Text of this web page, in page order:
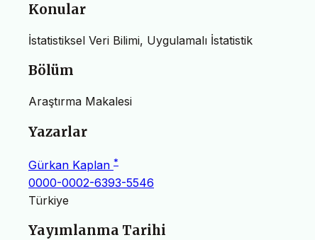
Konular
İstatistiksel Veri Bilimi, Uygulamalı İstatistik
Bölüm
Araştırma Makalesi
Yazarlar
Gürkan Kaplan *
0000-0002-6393-5546
Türkiye
Yayımlanma Tarihi